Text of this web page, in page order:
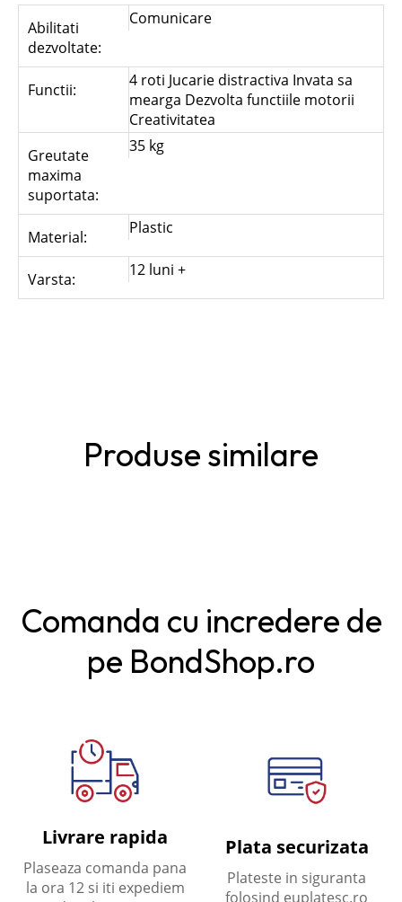
Abilitati
dezvoltate:
Comunicare
Functii:
4 roti Jucarie distractiva Invata sa
mearga Dezvolta functiile motorii
Creativitatea
Greutate
maxima
suportata:
35 kg
Material: Plastic
Varsta: 12 luni +
Produse similare
Comanda cu incredere de
pe BondShop.ro
Livrare rapida
Plaseaza comanda pana
la ora 12 si iti expediem
Plata securizata
Plateste in siguranta
folosind euplatesc.ro